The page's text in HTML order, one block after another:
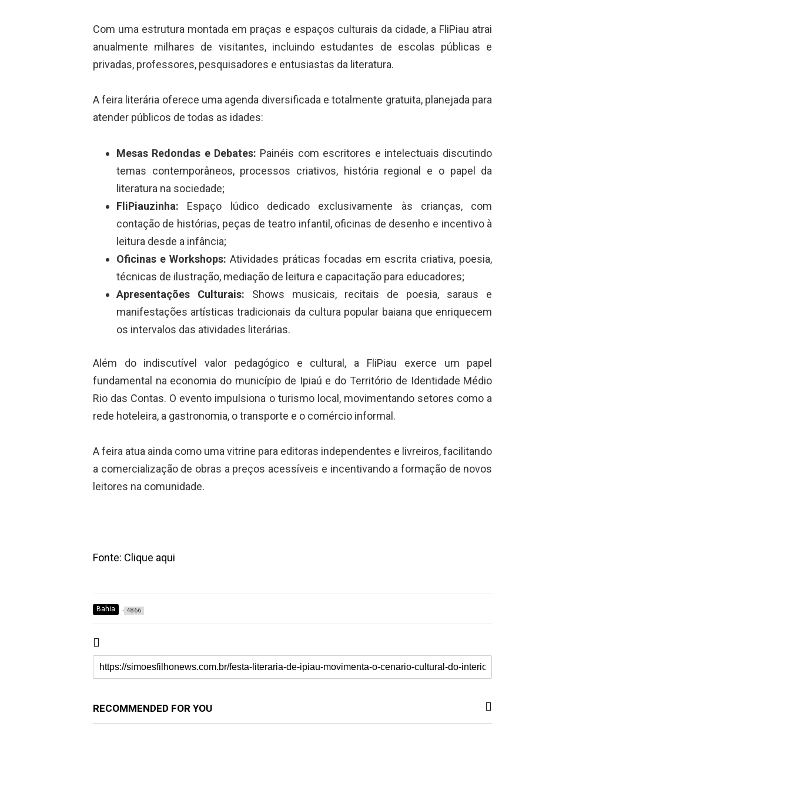
Com uma estrutura montada em praças e espaços culturais da cidade, a FliPiau atrai
anualmente milhares de visitantes, incluindo estudantes de escolas públicas e
privadas, professores, pesquisadores e entusiastas da literatura.
A feira literária oferece uma agenda diversificada e totalmente gratuita, planejada para
atender públicos de todas as idades:
Mesas Redondas e Debates: Painéis com escritores e intelectuais discutindo
temas contemporâneos, processos criativos, história regional e o papel da
literatura na sociedade;
FliPiauzinha: Espaço lúdico dedicado exclusivamente às crianças, com
contação de histórias, peças de teatro infantil, oficinas de desenho e incentivo à
leitura desde a infância;
Oficinas e Workshops: Atividades práticas focadas em escrita criativa, poesia,
técnicas de ilustração, mediação de leitura e capacitação para educadores;
Apresentações Culturais: Shows musicais, recitais de poesia, saraus e
manifestações artísticas tradicionais da cultura popular baiana que enriquecem
os intervalos das atividades literárias.
Além do indiscutível valor pedagógico e cultural, a FliPiau exerce um papel
fundamental na economia do município de Ipiaú e do Território de Identidade Médio
Rio das Contas. O evento impulsiona o turismo local, movimentando setores como a
rede hoteleira, a gastronomia, o transporte e o comércio informal.
A feira atua ainda como uma vitrine para editoras independentes e livreiros, facilitando
a comercialização de obras a preços acessíveis e incentivando a formação de novos
leitores na comunidade.
Fonte: Clique aqui
Bahia 4866
RECOMMENDED FOR YOU